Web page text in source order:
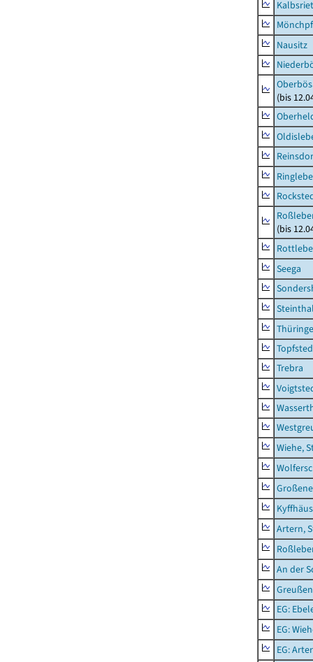
Nausitz
(bis
(bis
Seega
Trebra
Wiehe,
Artern,
An der
EG:
EG:
EG: